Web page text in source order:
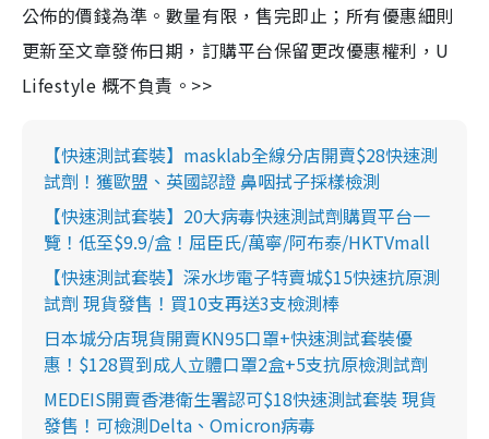
公佈的價錢為準。數量有限，售完即止；所有優惠細則
更新至文章發佈日期，訂購平台保留更改優惠權利，U
Lifestyle 概不負責。>>
【快速測試套裝】masklab全線分店開賣$28快速測
試劑！獲歐盟、英國認證 鼻咽拭子採樣檢測
【快速測試套裝】20大病毒快速測試劑購買平台一
覽！低至$9.9/盒！屈臣氏/萬寧/阿布泰/HKTVmall
【快速測試套裝】深水埗電子特賣城$15快速抗原測
試劑 現貨發售！買10支再送3支檢測棒
日本城分店現貨開賣KN95口罩+快速測試套裝優
惠！$128買到成人立體口罩2盒+5支抗原檢測試劑
MEDEIS開賣香港衛生署認可$18快速測試套裝 現貨
發售！可檢測Delta、Omicron病毒